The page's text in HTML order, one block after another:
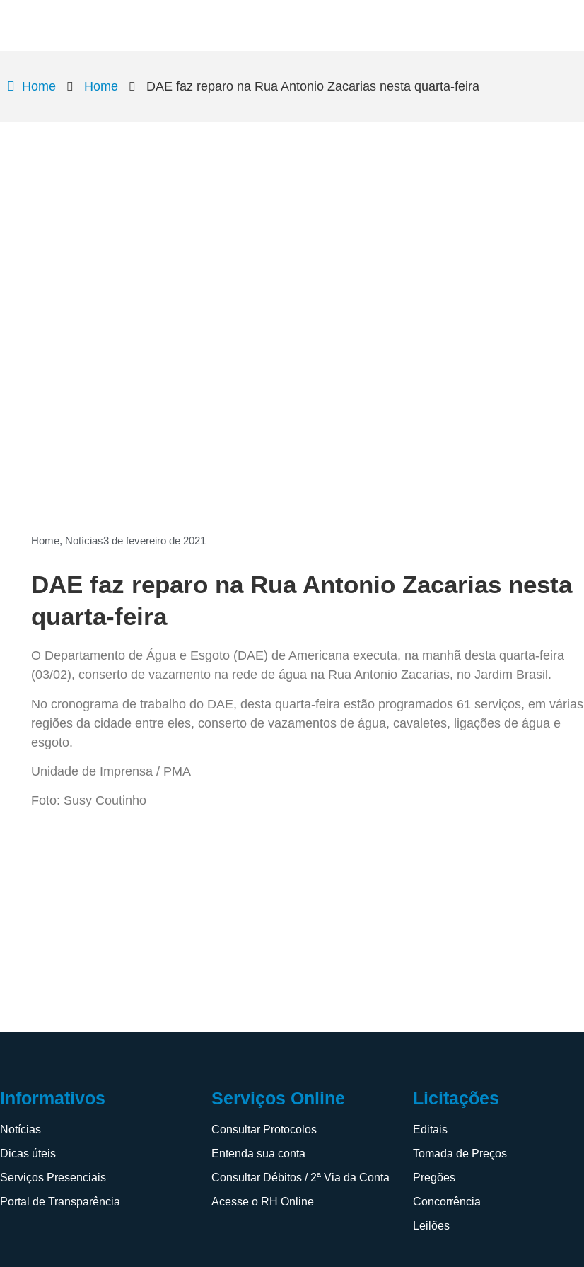
Home Home DAE faz reparo na Rua Antonio Zacarias nesta quarta-feira
Home, Notícias3 de fevereiro de 2021
DAE faz reparo na Rua Antonio Zacarias nesta
quarta-feira
O Departamento de Água e Esgoto (DAE) de Americana executa, na manhã desta quarta-feira
(03/02), conserto de vazamento na rede de água na Rua Antonio Zacarias, no Jardim Brasil.
No cronograma de trabalho do DAE, desta quarta-feira estão programados 61 serviços, em várias
regiões da cidade entre eles, conserto de vazamentos de água, cavaletes, ligações de água e
esgoto.
Unidade de Imprensa / PMA
Foto: Susy Coutinho
Informativos
Notícias
Dicas úteis
Serviços Presenciais
Portal de Transparência
Serviços Online
Consultar Protocolos
Entenda sua conta
Consultar Débitos / 2ª Via da Conta
Acesse o RH Online
Licitações
Editais
Tomada de Preços
Pregões
Concorrência
Leilões